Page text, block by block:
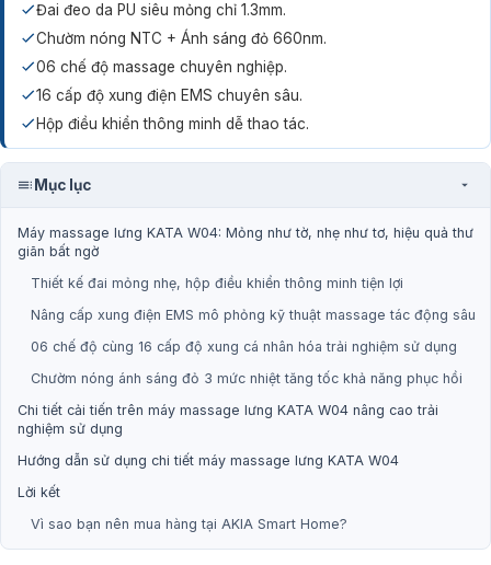
Đai đeo da PU siêu mỏng chỉ 1.3mm.
Chườm nóng NTC + Ánh sáng đỏ 660nm.
06 chế độ massage chuyên nghiệp.
16 cấp độ xung điện EMS chuyên sâu.
Hộp điều khiển thông minh dễ thao tác.
Mục lục
Máy massage lưng KATA W04: Mỏng như tờ, nhẹ như tơ, hiệu quả thư
giãn bất ngờ
Thiết kế đai mỏng nhẹ, hộp điều khiển thông minh tiện lợi
Nâng cấp xung điện EMS mô phỏng kỹ thuật massage tác động sâu
06 chế độ cùng 16 cấp độ xung cá nhân hóa trải nghiệm sử dụng
Chườm nóng ánh sáng đỏ 3 mức nhiệt tăng tốc khả năng phục hồi
Chi tiết cải tiến trên máy massage lưng KATA W04 nâng cao trải
nghiệm sử dụng
Hướng dẫn sử dụng chi tiết máy massage lưng KATA W04
Lời kết
Vì sao bạn nên mua hàng tại AKIA Smart Home?